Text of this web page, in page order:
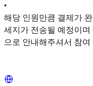
•
해당 인원만큼 결제가
세지가 전송될 예정이
으로 안내해주셔서 참